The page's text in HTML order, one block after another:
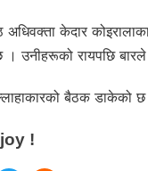
अधिवक्ता केदार
उनीहरूको रायपछि बारले
बैठक डाकेको
!